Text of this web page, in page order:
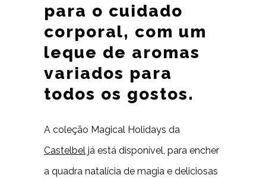
para o cuidado
corporal, com um
leque de aromas
variados para
todos os gostos.
A coleção Magical Holidays da
Castelbel já está disponível, para encher
a quadra natalícia de magia e deliciosas